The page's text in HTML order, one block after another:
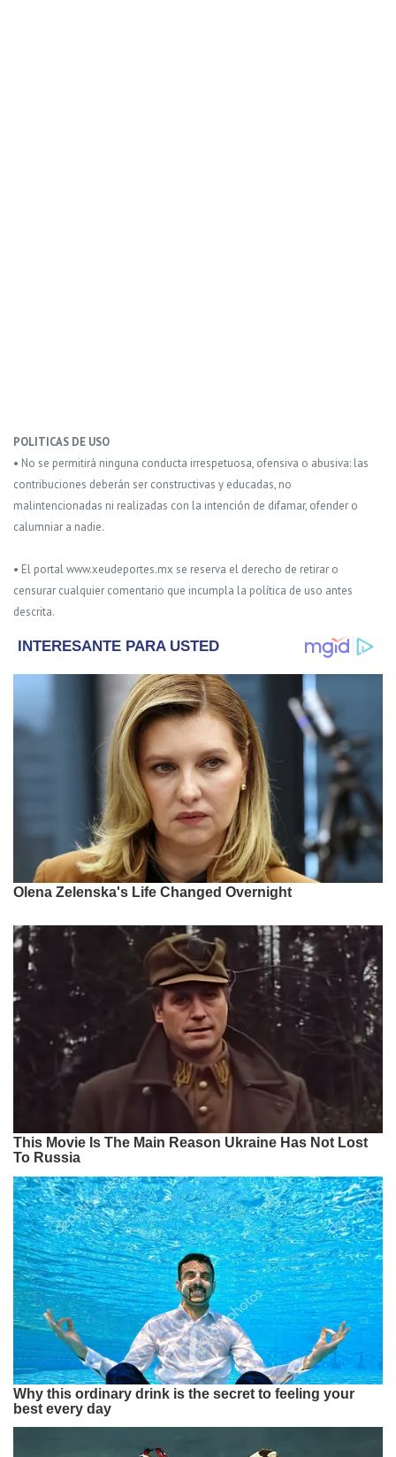
POLITICAS DE USO
• No se permitirá ninguna conducta irrespetuosa, ofensiva o abusiva: las
contribuciones deberán ser constructivas y educadas, no
malintencionadas ni realizadas con la intención de difamar, ofender o
calumniar a nadie.
• El portal www.xeudeportes.mx se reserva el derecho de retirar o
censurar cualquier comentario que incumpla la política de uso antes
descrita.